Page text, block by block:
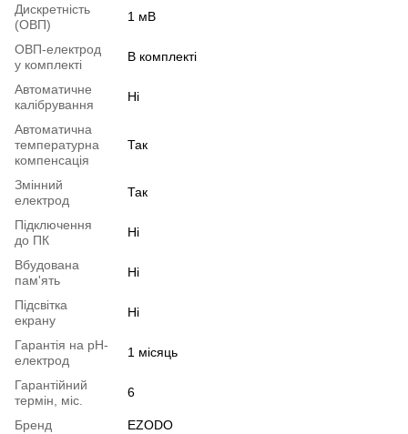
Дискретність
(ОВП)
1 мВ
ОВП-електрод
у комплекті
В комплекті
Автоматичне
калібрування
Ні
Автоматична
температурна
компенсація
Так
Змінний
електрод
Так
Підключення
до ПК
Ні
Вбудована
пам'ять
Ні
Підсвітка
екрану
Ні
Гарантія на pH-
електрод
1 місяць
Гарантійний
термін, міс.
6
Бренд
EZODO